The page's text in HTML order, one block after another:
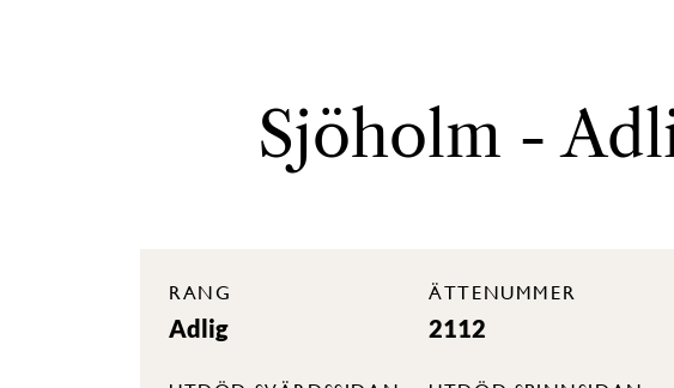
Sjöholm -
RANG
Adlig
ÄTTENUMMER
2112